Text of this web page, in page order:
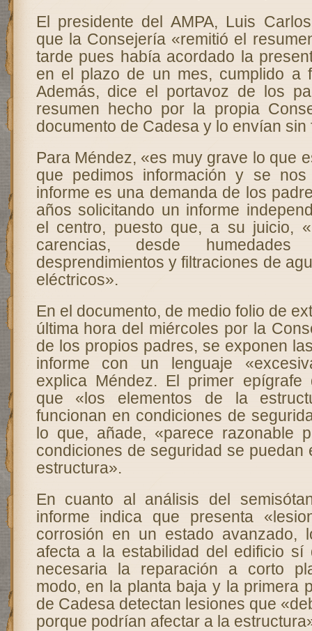
El presidente del AMPA, Luis
que la Consejería «remitió el
tarde pues había acordado la
en el plazo de un mes, cumplido a
Además, dice el portavoz de los
resumen hecho por la propia
documento de Cadesa y lo envían sin
Para Méndez, «es muy grave lo que
que pedimos información y se
informe es una demanda de los
años solicitando un informe
el centro, puesto que, a su juicio,
carencias, desde
desprendimientos y filtraciones de
eléctricos».
En el documento, de medio folio de
última hora del miércoles por la
de los propios padres, se exponen
informe con un lenguaje
explica Méndez. El primer epígrafe
que «los elementos de la
funcionan en condiciones de
lo que, añade, «parece razonable
condiciones de seguridad se puedan
estructura».
En cuanto al análisis del
informe indica que presenta
corrosión en un estado avanzado,
afecta a la estabilidad del edificio sí
necesaria la reparación a corto
modo, en la planta baja y la primera
de Cadesa detectan lesiones que
porque podrían afectar a la